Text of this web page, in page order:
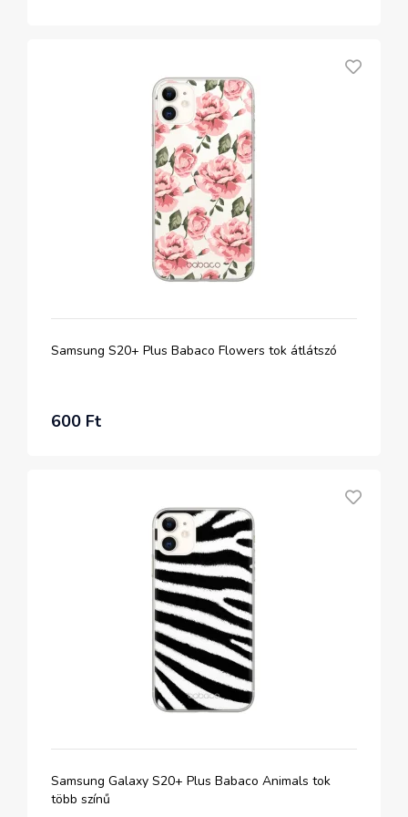
Samsung S20+ Plus Babaco Flowers tok átlátszó
600 Ft
Samsung Galaxy S20+ Plus Babaco Animals tok
több színű